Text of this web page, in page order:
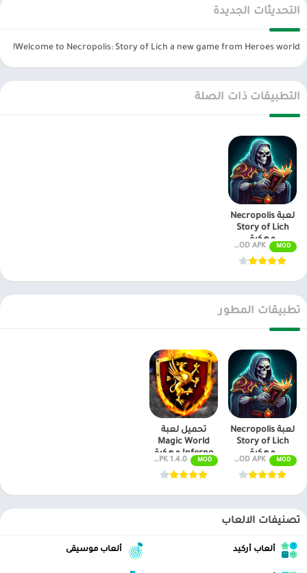
والبرامج وتحديثات مستمرة اول بأول على، متجر العاب مهكرة.
التحديثات الجديدة
Welcome to Necropolis: Story of Lich a new game from Heroes world!
التطبيقات ذات الصلة
لعبة Necropolis
Story of Lich
مهكرة
MOD v1.1.0 MOD APK (أموال غير محدودة)
تطبيقات المطور
لعبة Necropolis
Story of Lich
مهكرة
MOD v1.1.0 MOD APK (أموال غير محدودة)
تحميل لعبة
Magic World
Inferno مهكرة
MOD 1.4.0 MOD APK (أموال غير محدودة)
تصنيفات الالعاب
ألعاب أركيد ألعاب موسيقى